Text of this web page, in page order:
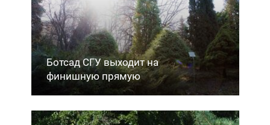
Ботсад СГУ выходит на
финишную прямую